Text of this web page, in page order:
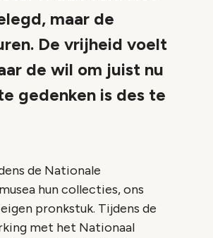
maar de
De vrijheid voelt
de wil om juist nu
gedenken is des te
de Nationale
hun collecties, ons
pronkstuk. Tijdens de
met het Nationaal